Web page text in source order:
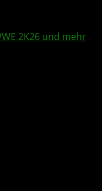
2K26 und mehr